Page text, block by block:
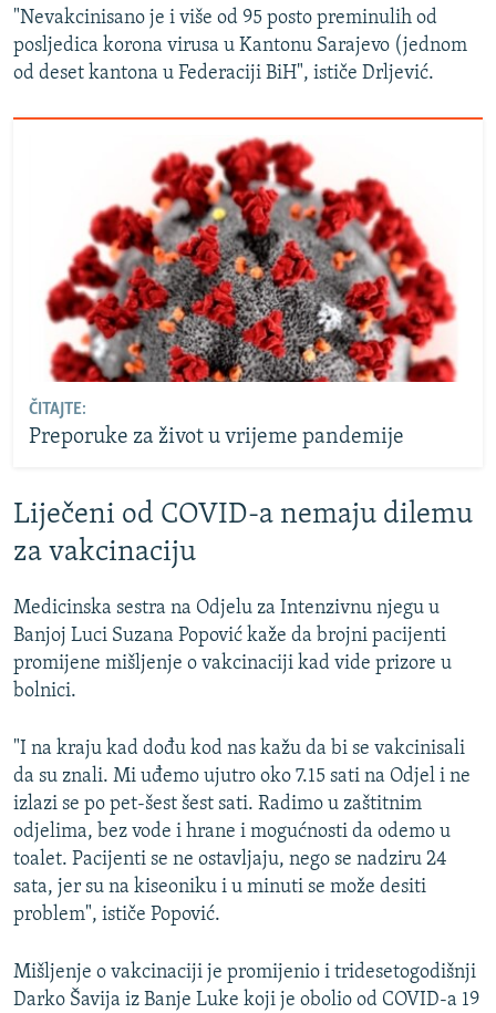
"Nevakcinisano je i više od 95 posto preminulih od
posljedica korona virusa u Kantonu Sarajevo (jednom
od deset kantona u Federaciji BiH", ističe Drljević.
ČITAJTE:
Preporuke za život u vrijeme pandemije
Liječeni od COVID-a nemaju dilemu
za vakcinaciju
Medicinska sestra na Odjelu za Intenzivnu njegu u
Banjoj Luci Suzana Popović kaže da brojni pacijenti
promijene mišljenje o vakcinaciji kad vide prizore u
bolnici.
"I na kraju kad dođu kod nas kažu da bi se vakcinisali
da su znali. Mi uđemo ujutro oko 7.15 sati na Odjel i ne
izlazi se po pet-šest šest sati. Radimo u zaštitnim
odjelima, bez vode i hrane i mogućnosti da odemo u
toalet. Pacijenti se ne ostavljaju, nego se nadziru 24
sata, jer su na kiseoniku i u minuti se može desiti
problem", ističe Popović.
Mišljenje o vakcinaciji je promijenio i tridesetogodišnji
Darko Šavija iz Banje Luke koji je obolio od COVID-a 19